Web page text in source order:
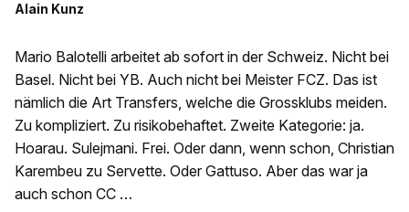
Alain Kunz
Mario Balotelli arbeitet ab sofort in der Schweiz. Nicht bei
Basel. Nicht bei YB. Auch nicht bei Meister FCZ. Das ist
nämlich die Art Transfers, welche die Grossklubs meiden.
Zu kompliziert. Zu risikobehaftet. Zweite Kategorie: ja.
Hoarau. Sulejmani. Frei. Oder dann, wenn schon, Christian
Karembeu zu Servette. Oder Gattuso. Aber das war ja
auch schon CC …